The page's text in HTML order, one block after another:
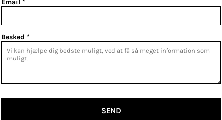
Email *
Besked *
SEND